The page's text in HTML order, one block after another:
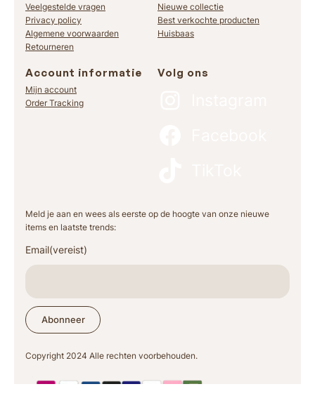
Veelgestelde vragen
Privacy policy
Algemene voorwaarden
Retourneren
Nieuwe collectie
Best verkochte producten
Huisbaas
Account informatie
Mijn account
Order Tracking
Volg ons
Meld je aan en wees als eerste op de hoogte van onze nieuwe
items en laatste trends:
Email(vereist)
Abonneer
Copyright 2024 Alle rechten voorbehouden.